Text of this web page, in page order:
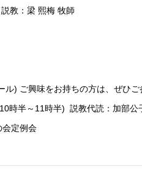
教：梁 熙梅 牧師
) ご興味をお持ちの方は、ぜひ
時半～11時半) 説教代読：加部公
会定例会